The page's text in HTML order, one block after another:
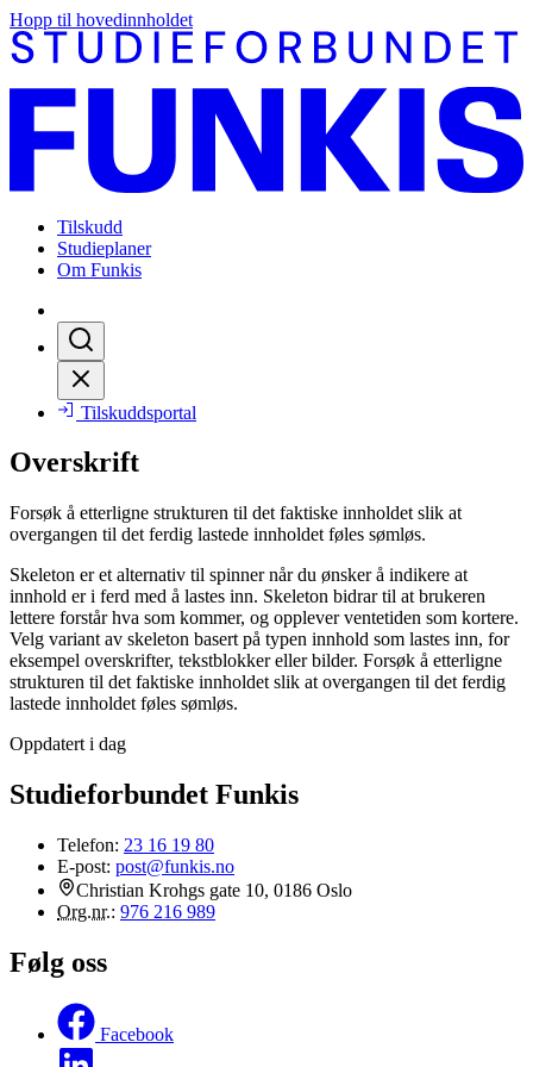
Hopp til hovedinnholdet
Tilskudd
Studieplaner
Om Funkis
Tilskuddsportal
Overskrift
Forsøk å etterligne strukturen til det faktiske innholdet slik at
overgangen til det ferdig lastede innholdet føles sømløs.
Skeleton er et alternativ til spinner når du ønsker å indikere at
innhold er i ferd med å lastes inn. Skeleton bidrar til at brukeren
lettere forstår hva som kommer, og opplever ventetiden som kortere.
Velg variant av skeleton basert på typen innhold som lastes inn, for
eksempel overskrifter, tekstblokker eller bilder. Forsøk å etterligne
strukturen til det faktiske innholdet slik at overgangen til det ferdig
lastede innholdet føles sømløs.
Oppdatert i dag
Studieforbundet Funkis
Telefon: 23 16 19 80
E-post: post@funkis.no
Christian Krohgs gate 10, 0186 Oslo
Org.nr.: 976 216 989
Følg oss
Facebook